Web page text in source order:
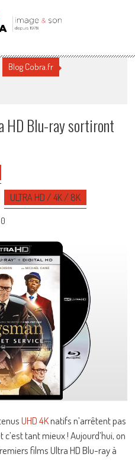
Blog Cobra.fr
HD Blu-ray sortiront
ULTRA HD / 4K / 8K
0
UHD 4Knatifs n’arrêtent pas
tant mieux ! Aujourd’hui, on
films Ultra HD Blu-ray à